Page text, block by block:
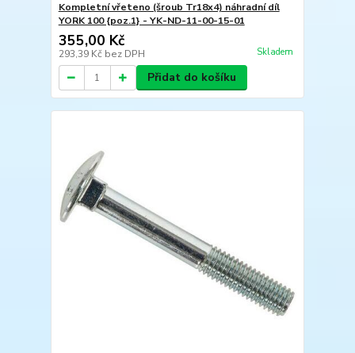
Kompletní vřeteno (šroub Tr18x4) náhradní díl
YORK 100 {poz.1} - YK-ND-11-00-15-01
355,00 Kč
293,39 Kč bez DPH Skladem
Přidat do košíku